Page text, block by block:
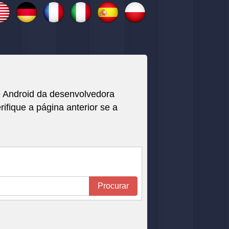
da desenvolvedora
a página anterior se a
Procurar